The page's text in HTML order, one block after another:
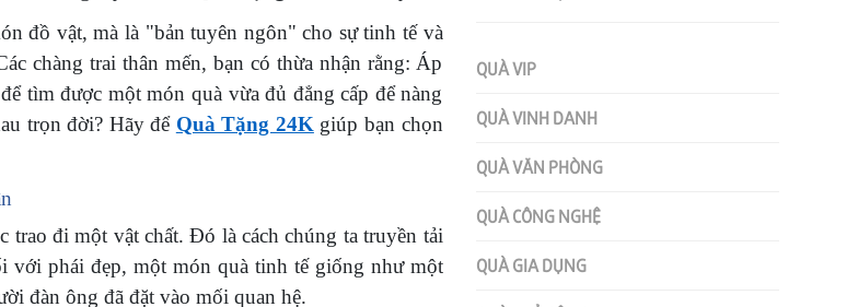
đồ vật, mà là "bản tuyên ngôn" cho sự tinh tế và
chàng trai thân mến, bạn có thừa nhận rằng: Áp
tìm được một món quà vừa đủ đẳng cấp để nàng
trọn đời? Hãy để Quà Tặng 24K giúp bạn chọn
đi một vật chất. Đó là cách chúng ta truyền tải
phái đẹp, một món quà tinh tế giống như một
đàn ông đã đặt vào mối quan hệ.
QUÀ VIP
QUÀ VINH DANH
QUÀ VĂN PHÒNG
QUÀ CÔNG NGHỆ
QUÀ GIA DỤNG